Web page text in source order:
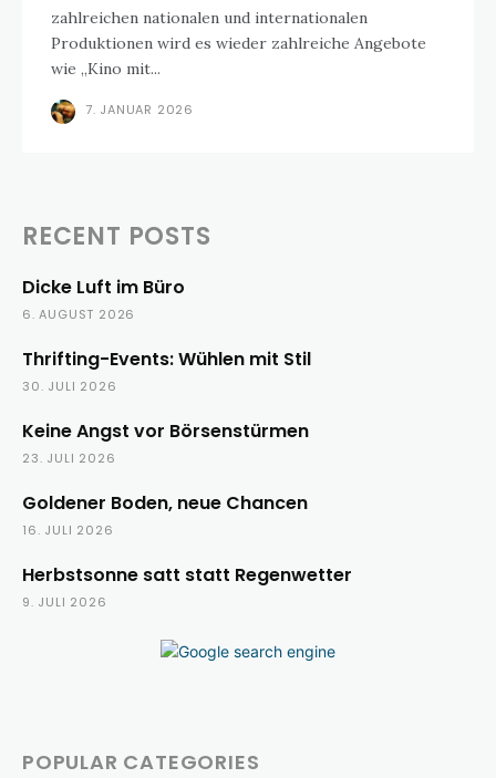
zahlreichen nationalen und internationalen
Produktionen wird es wieder zahlreiche Angebote
wie „Kino mit...
7. JANUAR 2026
RECENT POSTS
Dicke Luft im Büro
6. AUGUST 2026
Thrifting-Events: Wühlen mit Stil
30. JULI 2026
Keine Angst vor Börsenstürmen
23. JULI 2026
Goldener Boden, neue Chancen
16. JULI 2026
Herbstsonne satt statt Regenwetter
9. JULI 2026
POPULAR CATEGORIES